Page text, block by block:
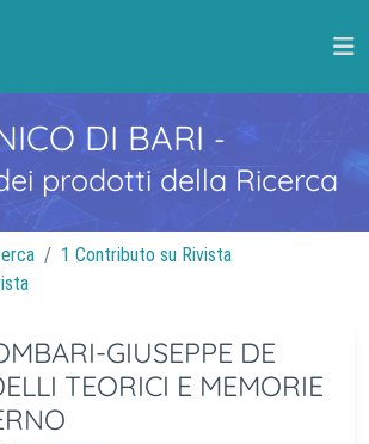
DI BARI -
prodotti della Ricerca
1 Contributo su Rivista
GIUSEPPE DE
TEORICI E MEMORIE